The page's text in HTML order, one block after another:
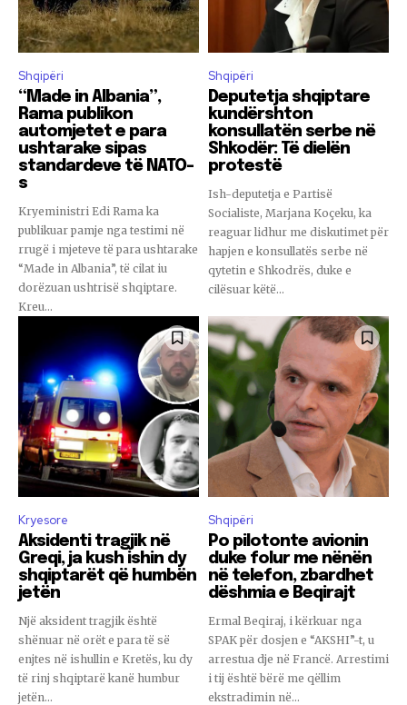
Shqipëri
“Made in Albania”,
Rama publikon
automjetet e para
ushtarake sipas
standardeve të NATO-
s
Kryeministri Edi Rama ka
publikuar pamje nga testimi në
rrugë i mjeteve të para ushtarake
“Made in Albania”, të cilat iu
dorëzuan ushtrisë shqiptare.
Kreu...
Shqipëri
Deputetja shqiptare
kundërshton
konsullatën serbe në
Shkodër: Të dielën
protestë
Ish-deputetja e Partisë
Socialiste, Marjana Koçeku, ka
reaguar lidhur me diskutimet për
hapjen e konsullatës serbe në
qytetin e Shkodrës, duke e
cilësuar këtë...
Kryesore
Aksidenti tragjik në
Greqi, ja kush ishin dy
shqiptarët që humbën
jetën
Një aksident tragjik është
shënuar në orët e para të së
enjtes në ishullin e Kretës, ku dy
të rinj shqiptarë kanë humbur
jetën...
Shqipëri
Po pilotonte avionin
duke folur me nënën
në telefon, zbardhet
dëshmia e Beqirajt
Ermal Beqiraj, i kërkuar nga
SPAK për dosjen e “AKSHI”-t, u
arrestua dje në Francë. Arrestimi
i tij është bërë me qëllim
ekstradimin në...